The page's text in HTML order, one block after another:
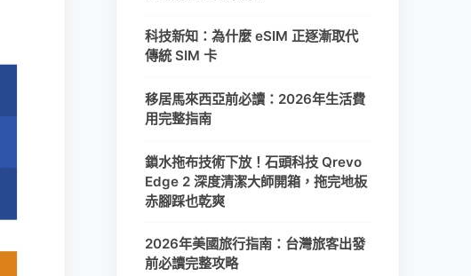
科技新知：為什麼 eSIM 正逐漸取代
傳統 SIM 卡
移居馬來西亞前必讀：2026年生活費
用完整指南
鎖水拖布技術下放！石頭科技 Qrevo
Edge 2 深度清潔大師開箱，拖完地板
赤腳踩也乾爽
2026年美國旅行指南：台灣旅客出發
前必讀完整攻略